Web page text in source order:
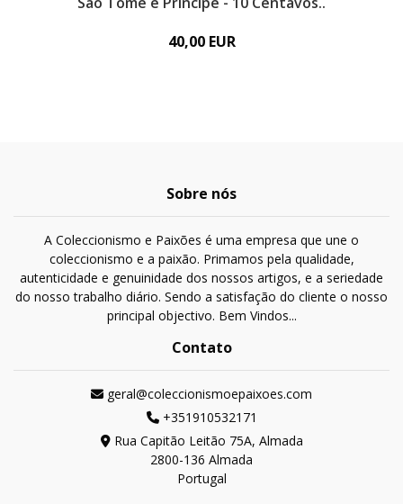
40,00 EUR
Sobre nós
A Coleccionismo e Paixões é uma empresa que une o
coleccionismo e a paixão. Primamos pela qualidade,
autenticidade e genuinidade dos nossos artigos, e a seriedade
do nosso trabalho diário. Sendo a satisfação do cliente o nosso
principal objectivo. Bem Vindos...
Contato
geral@coleccionismoepaixoes.com
+351910532171
Rua Capitão Leitão 75A, Almada
2800-136 Almada
Portugal